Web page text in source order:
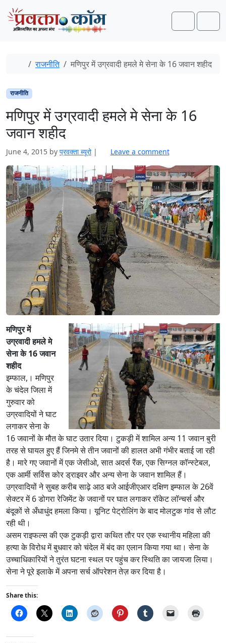
Skip to content
Skip to footer
Search
Home
राजनीति मणिपुर में उग्रवादी हमले मे सेना के 16 जवान शहीद
राजनीति
मणिपुर में उग्रवादी हमले मे सेना के 16
जवान शहीद
June 4, 2015 by प्रवक्ता ब्यूरो | Leave a comment
मणिपुर में
उग्रवादी हमले मे
सेना के 16 जवान
शहीद
इम्फाल,। मणिपुर
के चंदेल जिला में
गुरुवार को
उग्रवादियों ने घाट
लगाकर सेना के
16 जवानों के मौत के घाट उतार दिया। टुकड़ी में शामिल अन्य 11 जवान बुरी
तरह से घायल हुए हैं जिनमे से तीन जवानों की हालत अभी गंभीर बताई जा रही
है। मारे गए जवानों में एक जेसीओ, सात अदर्स रैंक, एक सिग्नल कॉन्स्टेबल,
एक आर्मी सर्विस कोर ड्राइवर और अन्य सेना के जवान शामिल हैं।
उग्रवादियों ने सुबह करीब साढ़े आठ बजे आईजीएआर दक्षिण इम्फाल के 26वें
सेक्टर में 6 डोगरा रेजिमेंट के जवानों पर घात लगाकर रॉकेट लॉन्चर्स और
बंदूकों से अँधाधुंद हमला किया। यूनिट पेट्रोलिंग के बाद मोलटुक गांव से लौट
रही थी।
असम राइफल्स की एक टुकड़ी द्वारा कथित तौर पर एक स्थानीय महिला की
हत्या के विरोध में बुधवार को चंदेल में बंद का एलान किया गया था। सेना के
उच्चाधिकारियों ने तुरंत घटना स्थल पर पहुंच कर स्थिति का जायजा लिया।
सेना ने पूरे इलाके में अपना सर्च ऑपरेशन तेज़ कर दिया है।
Share this: